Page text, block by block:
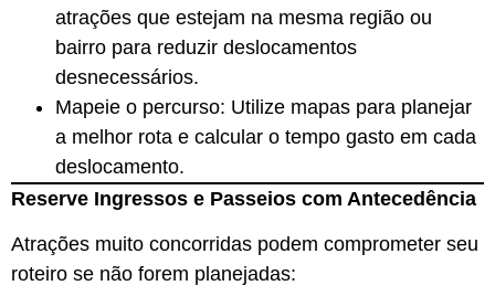
atrações que estejam na mesma região ou
bairro para reduzir deslocamentos
desnecessários.
Mapeie o percurso: Utilize mapas para planejar
a melhor rota e calcular o tempo gasto em cada
deslocamento.
Reserve Ingressos e Passeios com Antecedência
Atrações muito concorridas podem comprometer seu
roteiro se não forem planejadas: